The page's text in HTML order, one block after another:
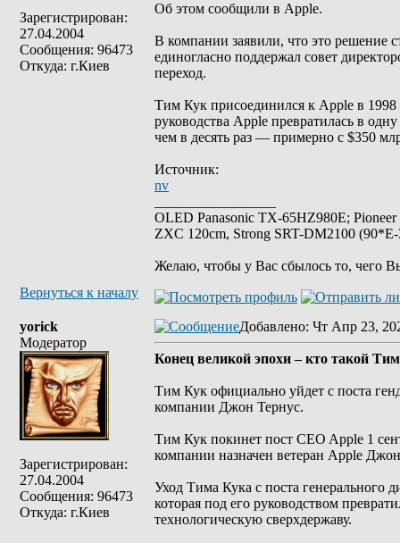
Зарегистрирован:
27.04.2004
Сообщения: 96473
Откуда: г.Киев
Об этом сообщили в Apple.
В компании заявили, что это решение
единогласно поддержал совет
переход.
Тим Кук присоединился к Apple в 1998
руководства Apple превратилась в
чем в десять раз — примерно с $350
Источник:
nv
OLED Panasonic TX-65HZ980E;
ZXC 120cm, Strong SRT-DM2100
Желаю, чтобы у Вас сбылось то, чего
Вернуться к началу
yorick
Модератор
Зарегистрирован:
27.04.2004
Сообщения: 96473
Откуда: г.Киев
Добавлено: Чт Апр 23,
Конец великой эпохи – кто такой
Тим Кук официально уйдет с поста
компании Джон Тернус.
Тим Кук покинет пост CEO Apple 1
компании назначен ветеран Apple
Уход Тима Кука с поста генерального
которая под его руководством
технологическую сверхдержаву.